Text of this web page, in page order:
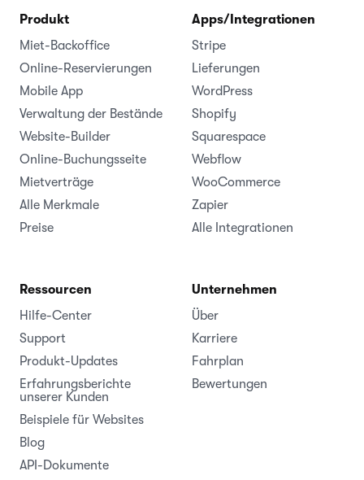
Produkt
Miet-Backoffice
Online-Reservierungen
Mobile App
Verwaltung der Bestände
Website-Builder
Online-Buchungsseite
Mietverträge
Alle Merkmale
Preise
Apps/Integrationen
Stripe
Lieferungen
WordPress
Shopify
Squarespace
Webflow
WooCommerce
Zapier
Alle Integrationen
Ressourcen
Hilfe-Center
Support
Produkt-Updates
Erfahrungsberichte
unserer Kunden
Beispiele für Websites
Blog
API-Dokumente
Unternehmen
Über
Karriere
Fahrplan
Bewertungen